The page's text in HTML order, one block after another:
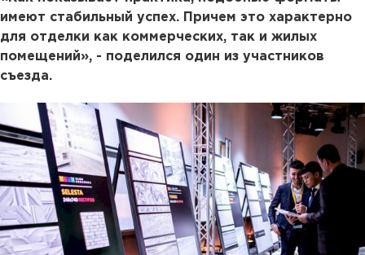
имеют стабильный успех. Причем это характерно
для отделки как коммерческих, так и жилых
помещений», - поделился один из участников
съезда.